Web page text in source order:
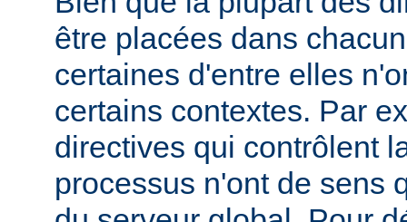
être placées dans
certaines d'entre elles
certains contextes. Par
directives qui contrôlent
processus n'ont de sens